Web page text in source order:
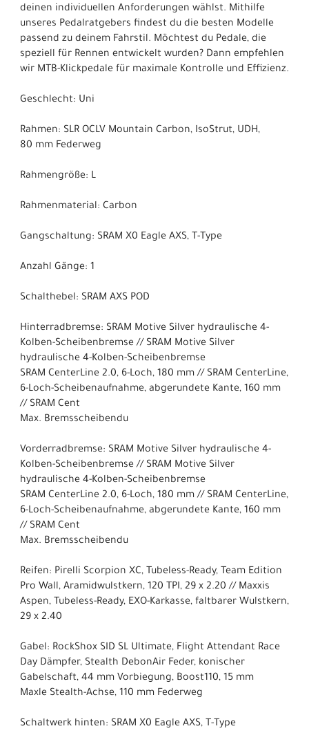
deinen individuellen Anforderungen wählst. Mithilfe
unseres Pedalratgebers findest du die besten Modelle
passend zu deinem Fahrstil. Möchtest du Pedale, die
speziell für Rennen entwickelt wurden? Dann empfehlen
wir MTB-Klickpedale für maximale Kontrolle und Effizienz.
Geschlecht: Uni
Rahmen: SLR OCLV Mountain Carbon, IsoStrut, UDH,
80 mm Federweg
Rahmengröße: L
Rahmenmaterial: Carbon
Gangschaltung: SRAM X0 Eagle AXS, T-Type
Anzahl Gänge: 1
Schalthebel: SRAM AXS POD
Hinterradbremse: SRAM Motive Silver hydraulische 4-
Kolben-Scheibenbremse // SRAM Motive Silver
hydraulische 4-Kolben-Scheibenbremse
SRAM CenterLine 2.0, 6-Loch, 180 mm // SRAM CenterLine,
6-Loch-Scheibenaufnahme, abgerundete Kante, 160 mm
// SRAM Cent
Max. Bremsscheibendu
Vorderradbremse: SRAM Motive Silver hydraulische 4-
Kolben-Scheibenbremse // SRAM Motive Silver
hydraulische 4-Kolben-Scheibenbremse
SRAM CenterLine 2.0, 6-Loch, 180 mm // SRAM CenterLine,
6-Loch-Scheibenaufnahme, abgerundete Kante, 160 mm
// SRAM Cent
Max. Bremsscheibendu
Reifen: Pirelli Scorpion XC, Tubeless-Ready, Team Edition
Pro Wall, Aramidwulstkern, 120 TPI, 29 x 2.20 // Maxxis
Aspen, Tubeless-Ready, EXO-Karkasse, faltbarer Wulstkern,
29 x 2.40
Gabel: RockShox SID SL Ultimate, Flight Attendant Race
Day Dämpfer, Stealth DebonAir Feder, konischer
Gabelschaft, 44 mm Vorbiegung, Boost110, 15 mm
Maxle Stealth-Achse, 110 mm Federweg
Schaltwerk hinten: SRAM X0 Eagle AXS, T-Type